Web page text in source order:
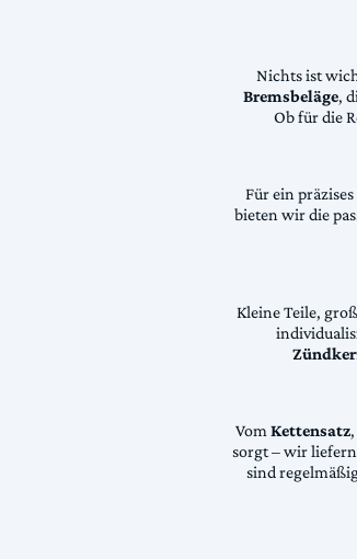
Nichts ist
Bremsbeläge,
Ob für die
Für ein
bieten wir die
Kleine Teile,
VomKettensatz
sorgt – wir
sind